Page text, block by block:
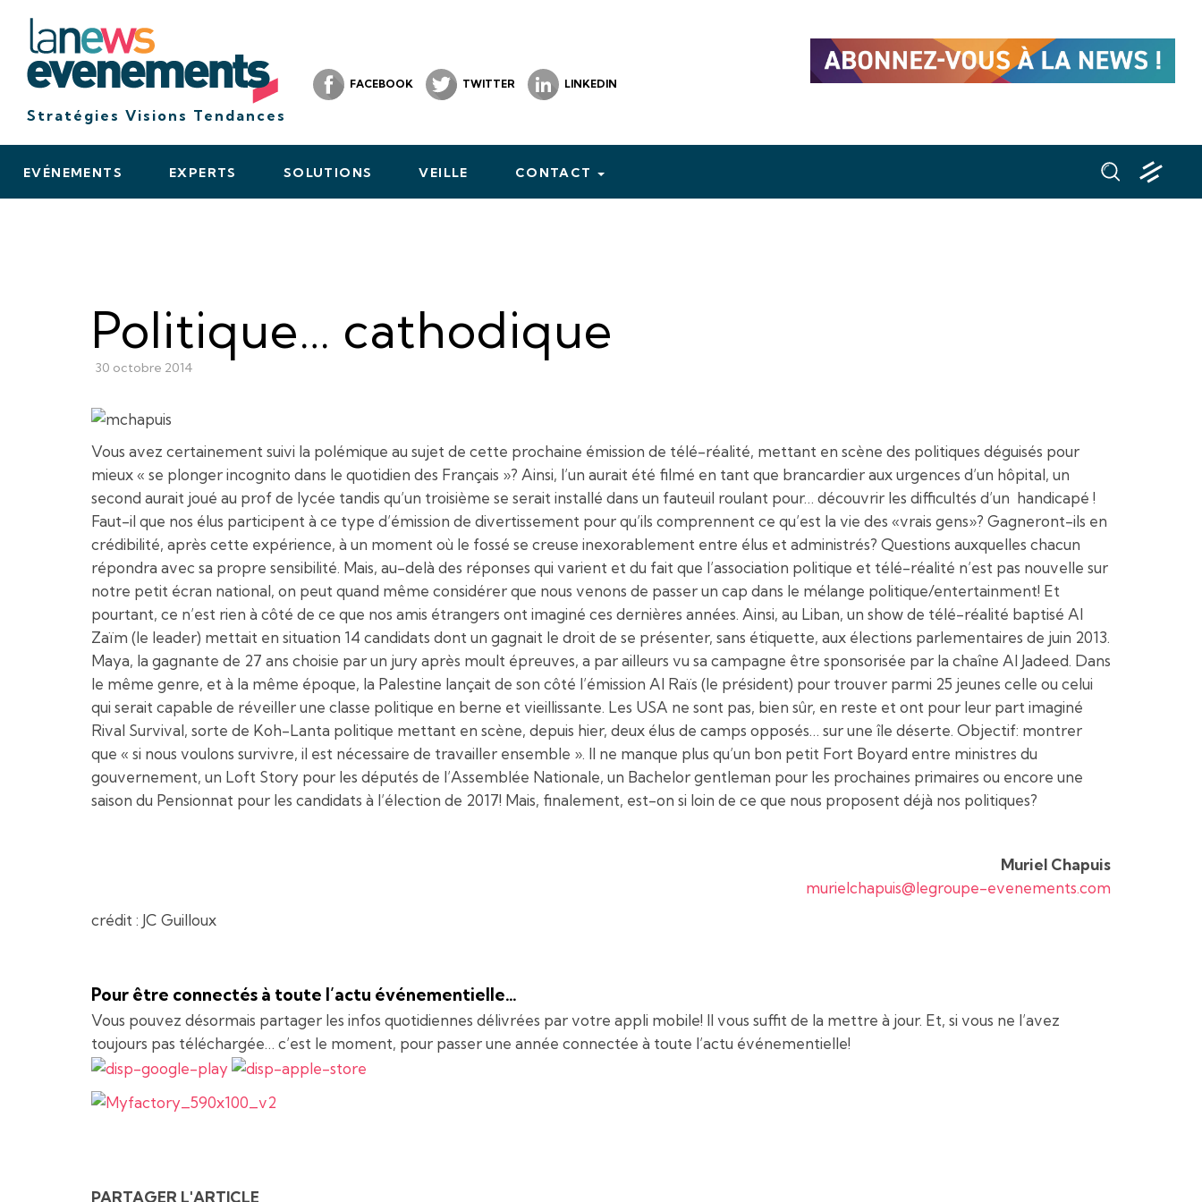
Stratégies Visions Tendances
FACEBOOK TWITTER LINKEDIN
EVÉNEMENTS EXPERTS SOLUTIONS VEILLE CONTACT
Politique… cathodique
30 octobre 2014
Vous avez certainement suivi la polémique au sujet de cette prochaine émission de télé-réalité, mettant en scène des politiques déguisés pour
mieux « se plonger incognito dans le quotidien des Français »? Ainsi, l’un aurait été filmé en tant que brancardier aux urgences d’un hôpital, un
second aurait joué au prof de lycée tandis qu’un troisième se serait installé dans un fauteuil roulant pour… découvrir les difficultés d’un handicapé !
Faut-il que nos élus participent à ce type d’émission de divertissement pour qu’ils comprennent ce qu’est la vie des «vrais gens»? Gagneront-ils en
crédibilité, après cette expérience, à un moment où le fossé se creuse inexorablement entre élus et administrés? Questions auxquelles chacun
répondra avec sa propre sensibilité. Mais, au-delà des réponses qui varient et du fait que l’association politique et télé-réalité n’est pas nouvelle sur
notre petit écran national, on peut quand même considérer que nous venons de passer un cap dans le mélange politique/entertainment! Et
pourtant, ce n’est rien à côté de ce que nos amis étrangers ont imaginé ces dernières années. Ainsi, au Liban, un show de télé-réalité baptisé Al
Zaïm (le leader) mettait en situation 14 candidats dont un gagnait le droit de se présenter, sans étiquette, aux élections parlementaires de juin 2013.
Maya, la gagnante de 27 ans choisie par un jury après moult épreuves, a par ailleurs vu sa campagne être sponsorisée par la chaîne Al Jadeed. Dans
le même genre, et à la même époque, la Palestine lançait de son côté l’émission Al Raïs (le président) pour trouver parmi 25 jeunes celle ou celui
qui serait capable de réveiller une classe politique en berne et vieillissante. Les USA ne sont pas, bien sûr, en reste et ont pour leur part imaginé
Rival Survival, sorte de Koh-Lanta politique mettant en scène, depuis hier, deux élus de camps opposés… sur une île déserte. Objectif: montrer
que « si nous voulons survivre, il est nécessaire de travailler ensemble ». Il ne manque plus qu’un bon petit Fort Boyard entre ministres du
gouvernement, un Loft Story pour les députés de l’Assemblée Nationale, un Bachelor gentleman pour les prochaines primaires ou encore une
saison du Pensionnat pour les candidats à l’élection de 2017! Mais, finalement, est-on si loin de ce que nous proposent déjà nos politiques?
Muriel Chapuis
murielchapuis@legroupe-evenements.com
crédit : JC Guilloux
Pour être connectés à toute l’actu événementielle…
Vous pouvez désormais partager les infos quotidiennes délivrées par votre appli mobile! Il vous suffit de la mettre à jour. Et, si vous ne l’avez
toujours pas téléchargée… c’est le moment, pour passer une année connectée à toute l’actu événementielle!
PARTAGER L'ARTICLE